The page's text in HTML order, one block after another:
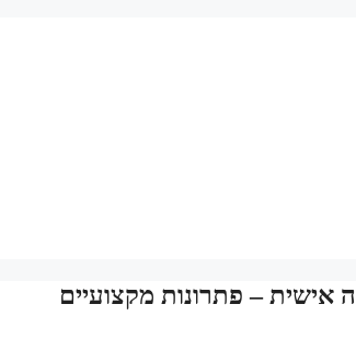
אישית – פתרונות מקצועיים